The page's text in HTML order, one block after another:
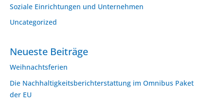
Soziale Einrichtungen und Unternehmen
Uncategorized
Neueste Beiträge
Weihnachtsferien
Die Nachhaltigkeitsberichterstattung im Omnibus Paket
der EU